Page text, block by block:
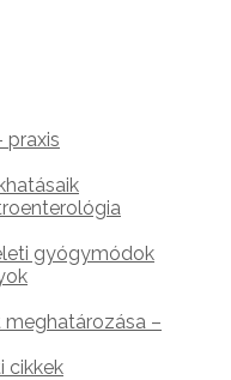
praxis
gyógymódok
–
cikkek